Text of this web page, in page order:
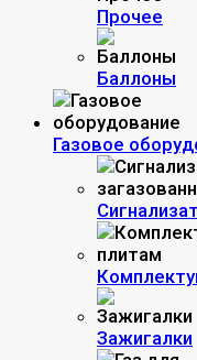
Прочее
Баллоны
Газовое
Зажигалки